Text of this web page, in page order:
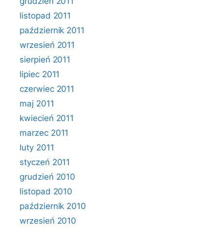
listopad 2011
październik 2011
wrzesień 2011
sierpień 2011
lipiec 2011
czerwiec 2011
maj 2011
kwiecień 2011
marzec 2011
luty 2011
styczeń 2011
grudzień 2010
listopad 2010
październik 2010
wrzesień 2010